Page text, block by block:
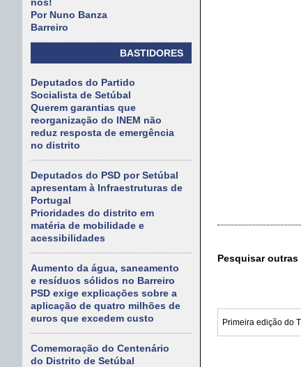
Por Nuno Banza
Barreiro
BASTIDORES
Deputados do Partido
Socialista de Setúbal
Querem garantias que
reorganização do INEM não
reduz resposta de emergência
no distrito
Deputados do PSD por Setúbal
apresentam à Infraestruturas de
Portugal
Prioridades do distrito em
matéria de mobilidade e
acessibilidades
Aumento da água, saneamento
e resíduos sólidos no Barreiro
PSD exige explicações sobre a
aplicação de quatro milhões de
euros que excedem custo
Comemoração do Centenário
do Distrito de Setúbal
Pesquisar